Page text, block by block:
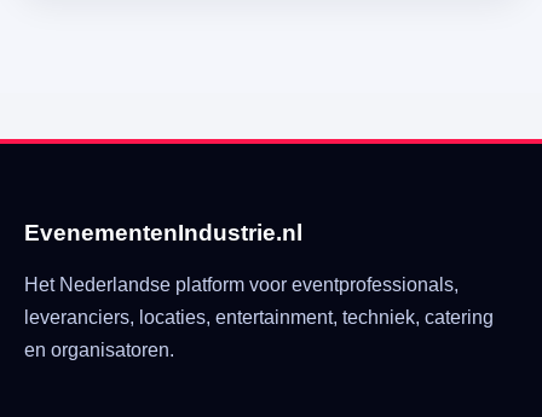
EvenementenIndustrie.nl
Het Nederlandse platform voor eventprofessionals,
leveranciers, locaties, entertainment, techniek, catering
en organisatoren.